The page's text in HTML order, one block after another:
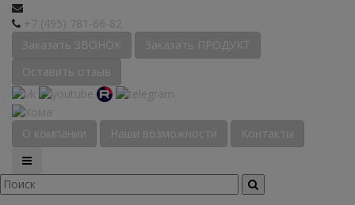
+7 (495) 781-66-82
Заказать ЗВОНОК
Заказать ПРОДУКТ
Оставить отзыв
О компании Наши возможности Контакты